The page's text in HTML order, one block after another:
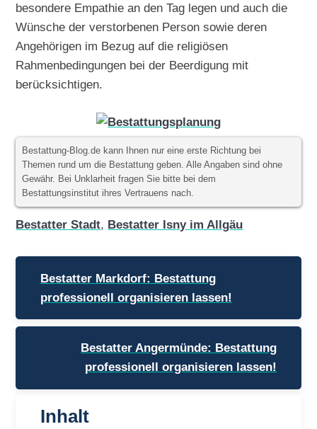
besondere Empathie an den Tag legen und auch die
Wünsche der verstorbenen Person sowie deren
Angehörigen im Bezug auf die religiösen
Rahmenbedingungen bei der Beerdigung mit
berücksichtigen.
Bestattung-Blog.de kann Ihnen nur eine erste Richtung bei
Themen rund um die Bestattung geben. Alle Angaben sind ohne
Gewähr. Bei Unklarheit fragen Sie bitte bei dem
Bestattungsinstitut ihres Vertrauens nach.
Bestatter Stadt, Bestatter Isny im Allgäu
Beitragsnavigation
Bestatter Markdorf: Bestattung
professionell organisieren lassen!
Bestatter Angermünde: Bestattung
professionell organisieren lassen!
Inhalt